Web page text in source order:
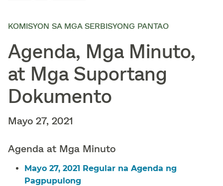
KOMISYON SA MGA SERBISYONG PANTAO
Agenda, Mga Minuto,
at Mga Suportang
Dokumento​​
Mayo 27, 2021​​
Agenda at Mga Minuto​​
Mayo 27, 2021 Regular na Agenda ng
Pagpupulong​​